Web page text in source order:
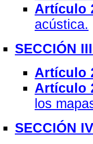
Artículo
acústica.
SECCIÓN
Artículo
Artículo
los
SECCIÓN